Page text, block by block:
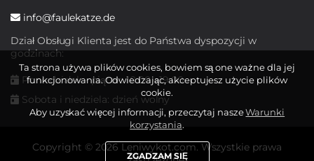
info@faulekatze.de
Dział Obsługi Klienta jest do Państwa dyspozycji w
godzinach:
Poniedziałek - piątek: 10:00 - 19:00
Sobota i niedziela: dzień wolny
Copyright © 2026 Leniwykot.com. Wszystkie prawa
Ta strona używa plików cookies, bowiem są one ważne dla jej
funkcjonowania. Odwiedzając, akceptujesz użycie plików
cookie.
Aby uzyskać więcej informacji, przeczytaj naszeWarunki
korzystania.
ZGADZAM SIĘ